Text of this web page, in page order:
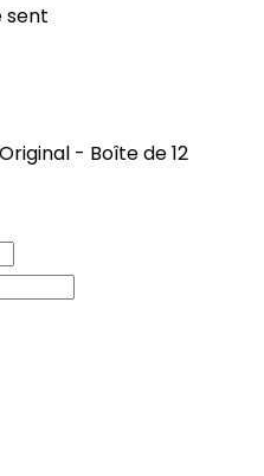
sent
- Boîte de 12